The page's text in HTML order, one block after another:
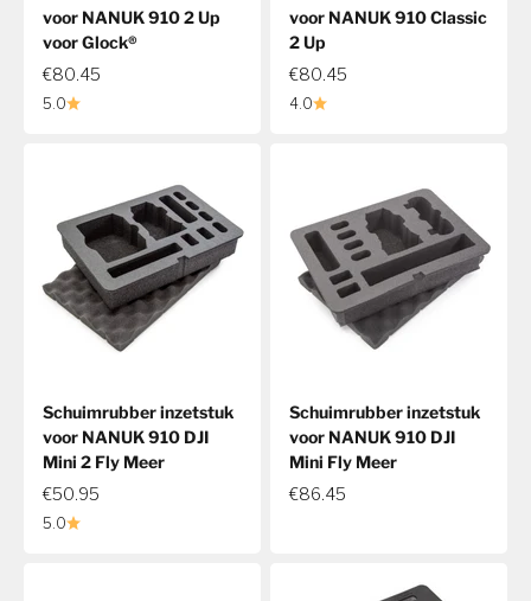
voor NANUK 910 2 Up
voor Glock®
€80.45
5.0
voor NANUK 910 Classic
2 Up
€80.45
4.0
Schuimrubber inzetstuk
voor NANUK 910 DJI
Mini 2 Fly Meer
€50.95
5.0
Schuimrubber inzetstuk
voor NANUK 910 DJI
Mini Fly Meer
€86.45